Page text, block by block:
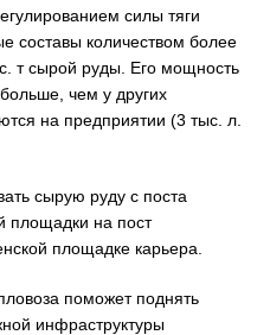
силы тяги
составы количеством более
т сырой руды. Его мощность
чем у других
на предприятии (3 тыс. л.
сырую руду с поста
площадки на пост
площадке карьера.
поможет поднять
инфраструктуры